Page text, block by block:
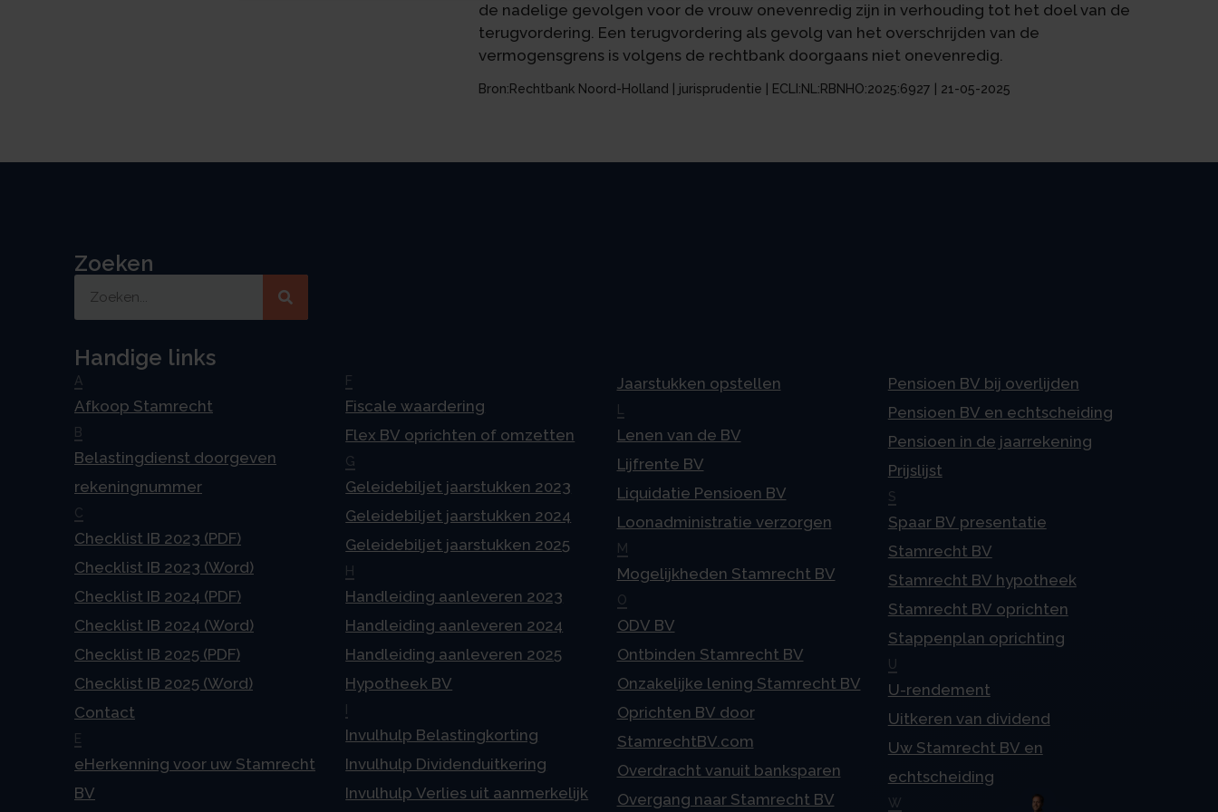
de nadelige gevolgen voor de vrouw onevenredig zijn in verhouding tot het doel van de
terugvordering. Een terugvordering als gevolg van het overschrijden van de
vermogensgrens is volgens de rechtbank doorgaans niet onevenredig.
Bron:Rechtbank Noord-Holland | jurisprudentie | ECLI:NL:RBNHO:2025:6927 | 21-05-2025
Zoeken
Handige links
A
Afkoop Stamrecht
B
Belastingdienst doorgeven
rekeningnummer
C
Checklist IB 2023 (PDF)
Checklist IB 2023 (Word)
Checklist IB 2024 (PDF)
Checklist IB 2024 (Word)
Checklist IB 2025 (PDF)
Checklist IB 2025 (Word)
Contact
E
eHerkenning voor uw Stamrecht
BV
F
Fiscale waardering
Flex BV oprichten of omzetten
G
Geleidebiljet jaarstukken 2023
Geleidebiljet jaarstukken 2024
Geleidebiljet jaarstukken 2025
H
Handleiding aanleveren 2023
Handleiding aanleveren 2024
Handleiding aanleveren 2025
Hypotheek BV
Invulhulp Belastingkorting
Invulhulp Dividenduitkering
Invulhulp Verlies uit aanmerkelijk
Jaarstukken opstellen
Lenen van de BV
Lijfrente BV
Liquidatie Pensioen BV
Loonadministratie verzorgen
M
Mogelijkheden Stamrecht BV
O
ODV BV
Ontbinden Stamrecht BV
Onzakelijke lening Stamrecht BV
Oprichten BV door
StamrechtBV.com
Overdracht vanuit banksparen
Overgang naar Stamrecht BV
Pensioen BV bij overlijden
Pensioen BV en echtscheiding
Pensioen in de jaarrekening
Prijslijst
S
Spaar BV presentatie
Stamrecht BV
Stamrecht BV hypotheek
Stamrecht BV oprichten
Stappenplan oprichting
U
U-rendement
Uitkeren van dividend
Uw Stamrecht BV en
echtscheiding
W